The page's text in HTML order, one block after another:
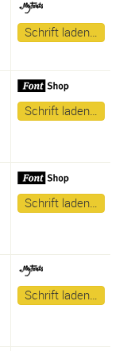
Schrift laden…
Schrift laden…
Schrift laden…
Schrift laden…